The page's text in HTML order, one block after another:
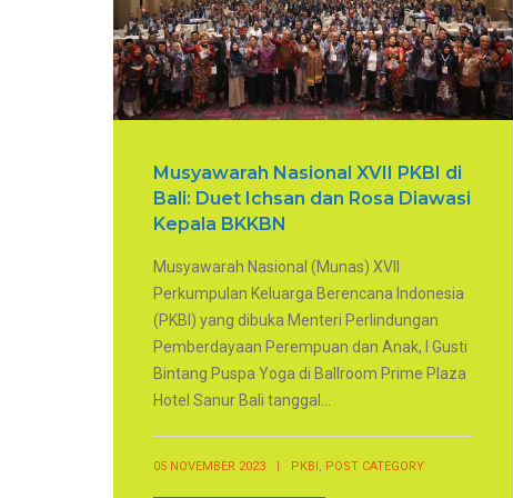
Musyawarah Nasional XVII PKBI di
Bali: Duet Ichsan dan Rosa Diawasi
Kepala BKKBN
Musyawarah Nasional (Munas) XVII
Perkumpulan Keluarga Berencana Indonesia
(PKBI) yang dibuka Menteri Perlindungan
Pemberdayaan Perempuan dan Anak, I Gusti
Bintang Puspa Yoga di Ballroom Prime Plaza
Hotel Sanur Bali tanggal...
05 NOVEMBER 2023 | PKBI, POST CATEGORY